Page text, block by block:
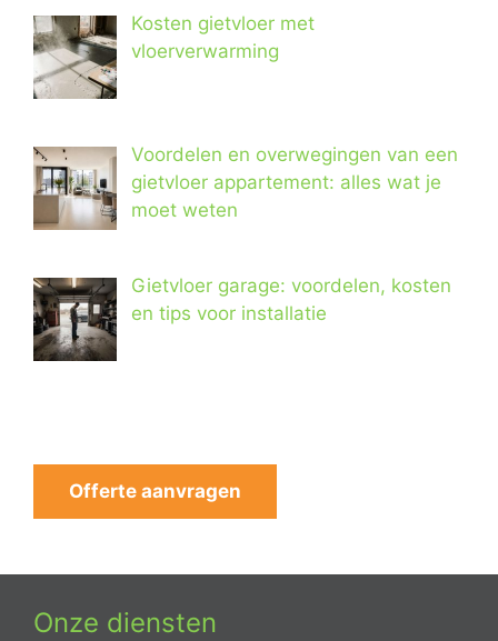
Kosten gietvloer met
vloerverwarming
Voordelen en overwegingen van een
gietvloer appartement: alles wat je
moet weten
Gietvloer garage: voordelen, kosten
en tips voor installatie
Offerte aanvragen
Onze diensten